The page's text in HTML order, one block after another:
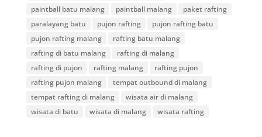
paintball batu malang
paintball malang
paket rafting
paralayang batu
pujon rafting
pujon rafting batu
pujon rafting malang
rafting batu malang
rafting di batu malang
rafting di malang
rafting di pujon
rafting malang
rafting pujon
rafting pujon malang
tempat outbound di malang
tempat rafting di malang
wisata air di malang
wisata di batu
wisata di malang wisata rafting